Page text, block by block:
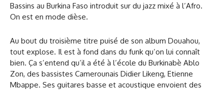
Bassins au Burkina Faso introduit sur du jazz mixé à l’Afro.
On est en mode dièse.
Au bout du troisième titre puisé de son album Douahou,
tout explose. Il est à fond dans du funk qu’on lui connaît
bien. Ça s’entend qu’il a été à l’école du Burkinabè Ablo
Zon, des bassistes Camerounais Didier Likeng, Etienne
Mbappe. Ses guitares basse et acoustique envoient des